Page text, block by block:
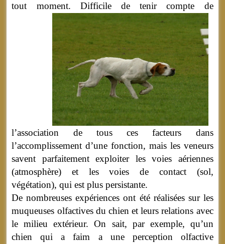
tout moment. Difficile de tenir compte de
l’association de tous ces facteurs dans
l’accomplissement d’une fonction, mais les veneurs
savent parfaitement exploiter les voies aériennes
(atmosphère) et les voies de contact (sol,
végétation), qui est plus persistante.
De nombreuses expériences ont été réalisées sur les
muqueuses olfactives du chien et leurs relations avec
le milieu extérieur. On sait, par exemple, qu’un
chien qui a faim a une perception olfactive